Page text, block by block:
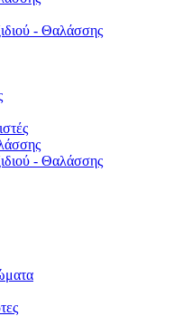
- Θαλάσσης
- Θαλάσσης